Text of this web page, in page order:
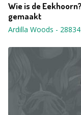
Wie is de
gemaakt
Ardilla Woods - 28834